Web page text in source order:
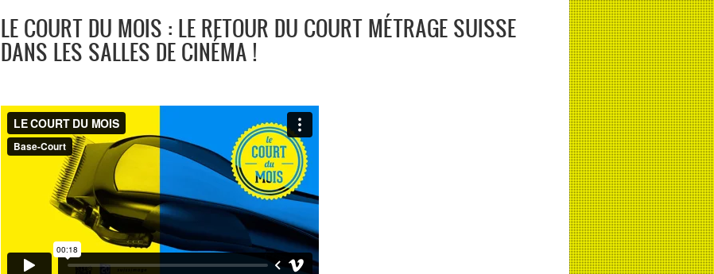
LE COURT DU MOIS : LE RETOUR DU COURT MÉTRAGE SUISSE
DANS LES SALLES DE CINÉMA !